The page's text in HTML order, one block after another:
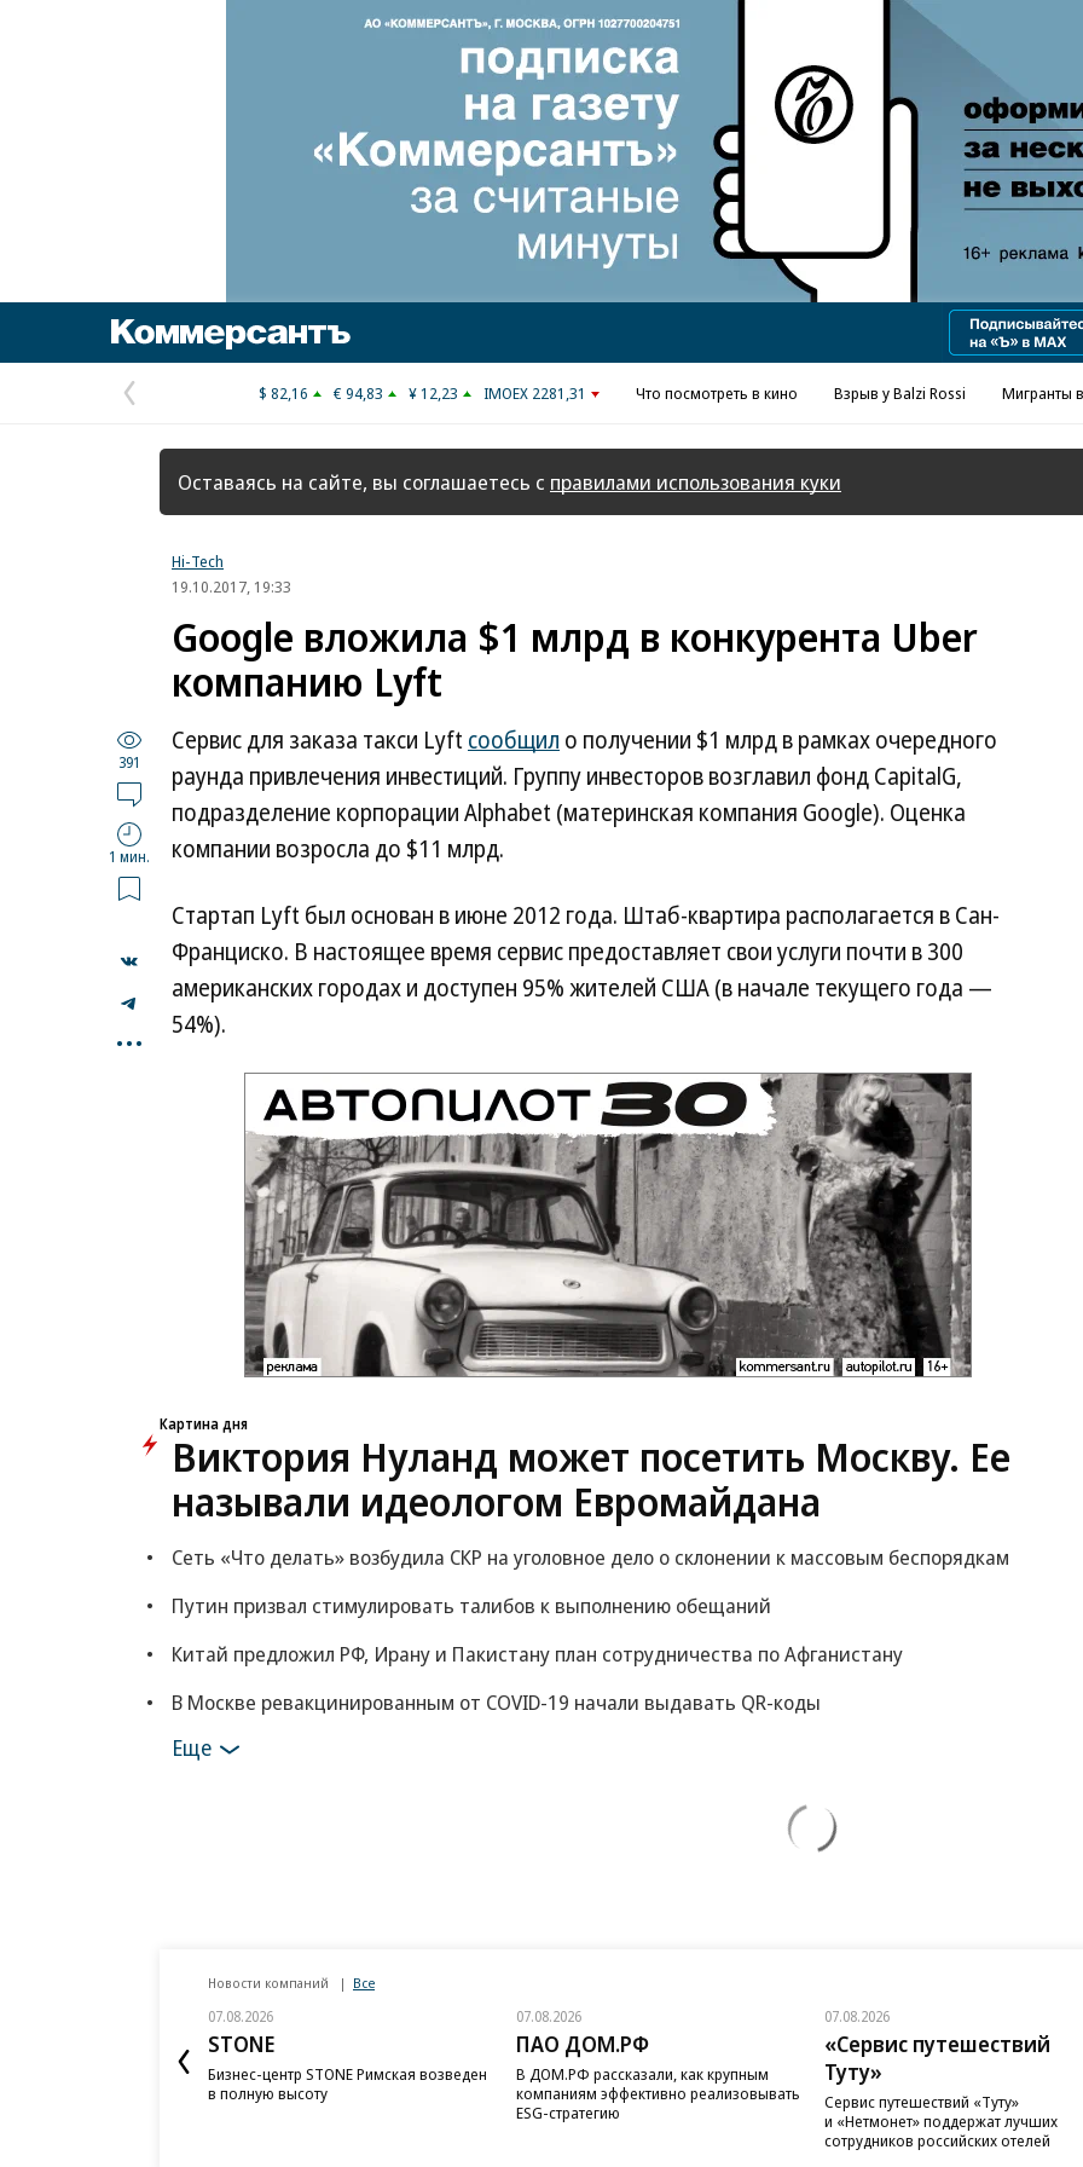
Предыдущая
страница
$ 82,16 € 94,83 ¥ 12,23 IMOEX 2281,31 Что посмотреть в кино Взрыв у Balzi Rossi Мигранты
Оставаясь на сайте, вы соглашаетесь с правилами использования куки
Hi-Tech
19.10.2017, 19:33
Google вложила $1 млрд в конкурента Uber
компанию Lyft
391
1 мин.
...
Сервис для заказа такси Lyft сообщил о получении $1 млрд в рамках очередного
раунда привлечения инвестиций. Группу инвесторов возглавил фонд CapitalG,
подразделение корпорации Alphabet (материнская компания Google). Оценка
компании возросла до $11 млрд.
Стартап Lyft был основан в июне 2012 года. Штаб-квартира располагается в Сан-
Франциско. В настоящее время сервис предоставляет свои услуги почти в 300
американских городах и доступен 95% жителей США (в начале текущего года —
54%).
Картина дня
Виктория Нуланд может посетить Москву. Ее
называли идеологом Евромайдана
Сеть «Что делать» возбудила СКР на уголовное дело о склонении к массовым беспорядкам
Путин призвал стимулировать талибов к выполнению обещаний
Китай предложил РФ, Ирану и Пакистану план сотрудничества по Афганистану
В Москве ревакцинированным от COVID-19 начали выдавать QR-коды
Еще
Новости компаний Все
07.08.2026
STONE
Бизнес-центр STONE Римская возведен
в полную высоту
07.08.2026
ПАО ДОМ.РФ
В ДОМ.РФ рассказали, как крупным
компаниям эффективно реализовывать
ESG-стратегию
07.08.2026
«Сервис путешествий
Туту»
Сервис путешествий «Туту»
и «Нетмонет» поддержат лучших
сотрудников российских отелей